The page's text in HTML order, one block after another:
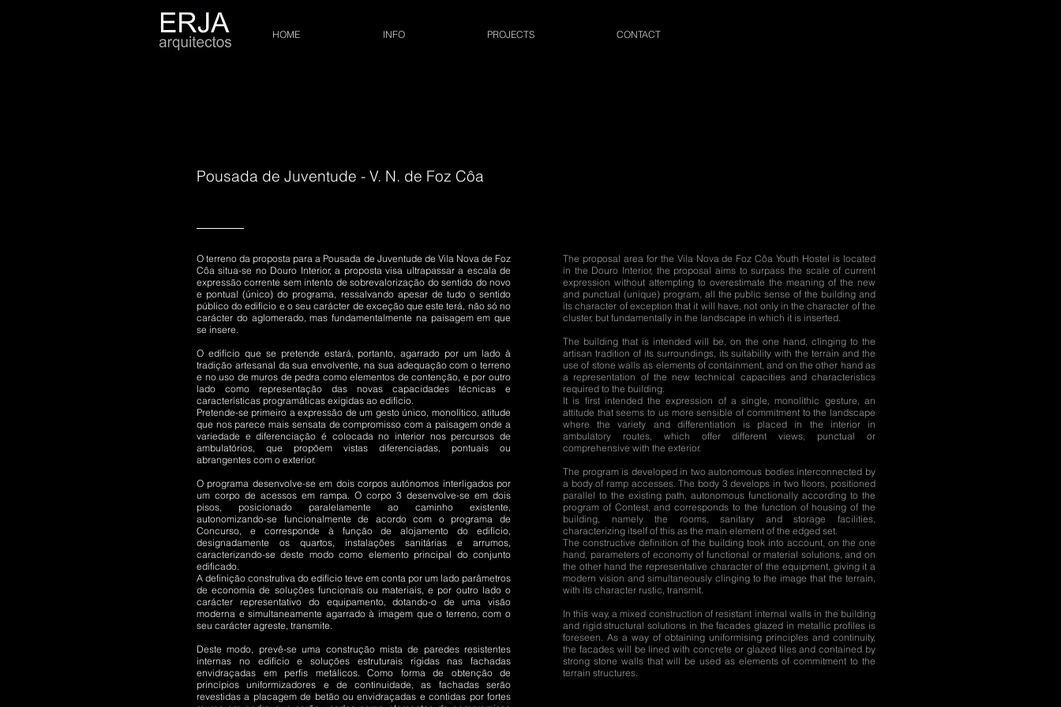
HOME INFO PROJECTS CONTACT
Pousada de Juventude - V. N. de Foz Côa
O terreno da proposta para a Pousada de Juventude de Vila Nova de Foz
Côa situa-se no Douro Interior, a proposta visa ultrapassar a escala de
expressão corrente sem intento de sobrevalorização do sentido do novo
e pontual (único) do programa, ressalvando apesar de tudo o sentido
público do edifício e o seu carácter de exceção que este terá, não só no
carácter do aglomerado, mas fundamentalmente na paisagem em que
se insere.
O edifício que se pretende estará, portanto, agarrado por um lado à
tradição artesanal da sua envolvente, na sua adequação com o terreno
e no uso de muros de pedra como elementos de contenção, e por outro
lado como representação das novas capacidades técnicas e
características programáticas exigidas ao edifício.
Pretende-se primeiro a expressão de um gesto único, monolítico, atitude
que nos parece mais sensata de compromisso com a paisagem onde a
variedade e diferenciação é colocada no interior nos percursos de
ambulatórios, que propõem vistas diferenciadas, pontuais ou
abrangentes com o exterior.
O programa desenvolve-se em dois corpos autónomos interligados por
um corpo de acessos em rampa. O corpo 3 desenvolve-se em dois
pisos, posicionado paralelamente ao caminho existente,
autonomizando-se funcionalmente de acordo com o programa de
Concurso, e corresponde à função de alojamento do edifício,
designadamente os quartos, instalações sanitárias e arrumos,
caracterizando-se deste modo como elemento principal do conjunto
edificado.
A definição construtiva do edifício teve em conta por um lado parâmetros
de economia de soluções funcionais ou materiais, e por outro lado o
carácter representativo do equipamento, dotando-o de uma visão
moderna e simultaneamente agarrado à imagem que o terreno, com o
seu carácter agreste, transmite.
Deste modo, prevê-se uma construção mista de paredes resistentes
internas no edifício e soluções estruturais rígidas nas fachadas
envidraçadas em perfis metálicos. Como forma de obtenção de
princípios uniformizadores e de continuidade, as fachadas serão
revestidas a placagem de betão ou envidraçadas e contidas por fortes
The proposal area for the Vila Nova de Foz Côa Youth Hostel is located
in the Douro Interior, the proposal aims to surpass the scale of current
expression without attempting to overestimate the meaning of the new
and punctual (unique) program, all the public sense of the building and
its character of exception that it will have, not only in the character of the
cluster, but fundamentally in the landscape in which it is inserted.
The building that is intended will be, on the one hand, clinging to the
artisan tradition of its surroundings, its suitability with the terrain and the
use of stone walls as elements of containment, and on the other hand as
a representation of the new technical capacities and characteristics
required to the building.
It is first intended the expression of a single, monolithic gesture, an
attitude that seems to us more sensible of commitment to the landscape
where the variety and differentiation is placed in the interior in
ambulatory routes, which offer different views, punctual or
comprehensive with the exterior.
The program is developed in two autonomous bodies interconnected by
a body of ramp accesses. The body 3 develops in two floors, positioned
parallel to the existing path, autonomous functionally according to the
program of Contest, and corresponds to the function of housing of the
building, namely the rooms, sanitary and storage facilities,
characterizing itself of this as the main element of the edged set.
The constructive definition of the building took into account, on the one
hand, parameters of economy of functional or material solutions, and on
the other hand the representative character of the equipment, giving it a
modern vision and simultaneously clinging to the image that the terrain,
with its character rustic, transmit.
In this way, a mixed construction of resistant internal walls in the building
and rigid structural solutions in the facades glazed in metallic profiles is
foreseen. As a way of obtaining uniformising principles and continuity,
the facades will be lined with concrete or glazed tiles and contained by
strong stone walls that will be used as elements of commitment to the
terrain structures.